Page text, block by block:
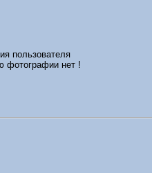
пользователя
фотографии нет !